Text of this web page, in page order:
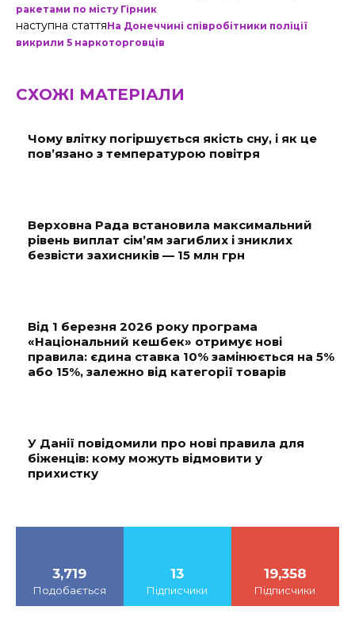
ракетами по місту Гірник
наступна статтяНа Донеччині співробітники поліції
викрили 5 наркоторговців
СХОЖІ МАТЕРІАЛИ
Чому влітку погіршується якість сну, і як це
пов’язано з температурою повітря
Верховна Рада встановила максимальний
рівень виплат сім’ям загиблих і зниклих
безвісти захисників — 15 млн грн
Від 1 березня 2026 року програма
«Національний кешбек» отримує нові
правила: єдина ставка 10% замінюється на 5%
або 15%, залежно від категорії товарів
У Данії повідомили про нові правила для
біженців: кому можуть відмовити у
прихистку
3,719
Подобається
13
Підписчики
19,358
Підписчики